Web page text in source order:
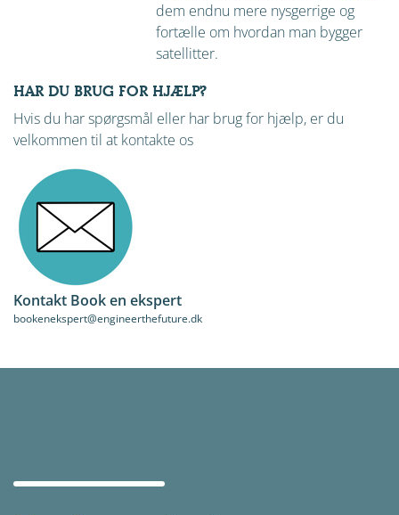
dem endnu mere nysgerrige og
fortælle om hvordan man bygger
satellitter.
HAR DU BRUG FOR HJÆLP?
Hvis du har spørgsmål eller har brug for hjælp, er du
velkommen til at kontakte os
Kontakt Book en ekspert
bookenekspert@engineerthefuture.dk